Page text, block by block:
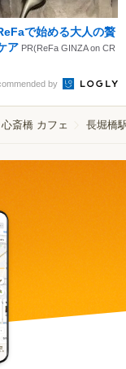
で始める大人の贅
ア PR(ReFa GINZA on CR
by
心斎橋 カフェ 長堀橋